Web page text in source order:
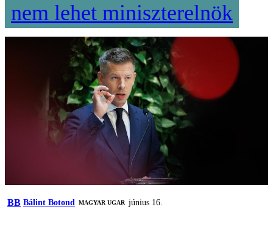
nem lehet miniszterelnök
BB Bálint Botond MAGYAR UGAR június 16.